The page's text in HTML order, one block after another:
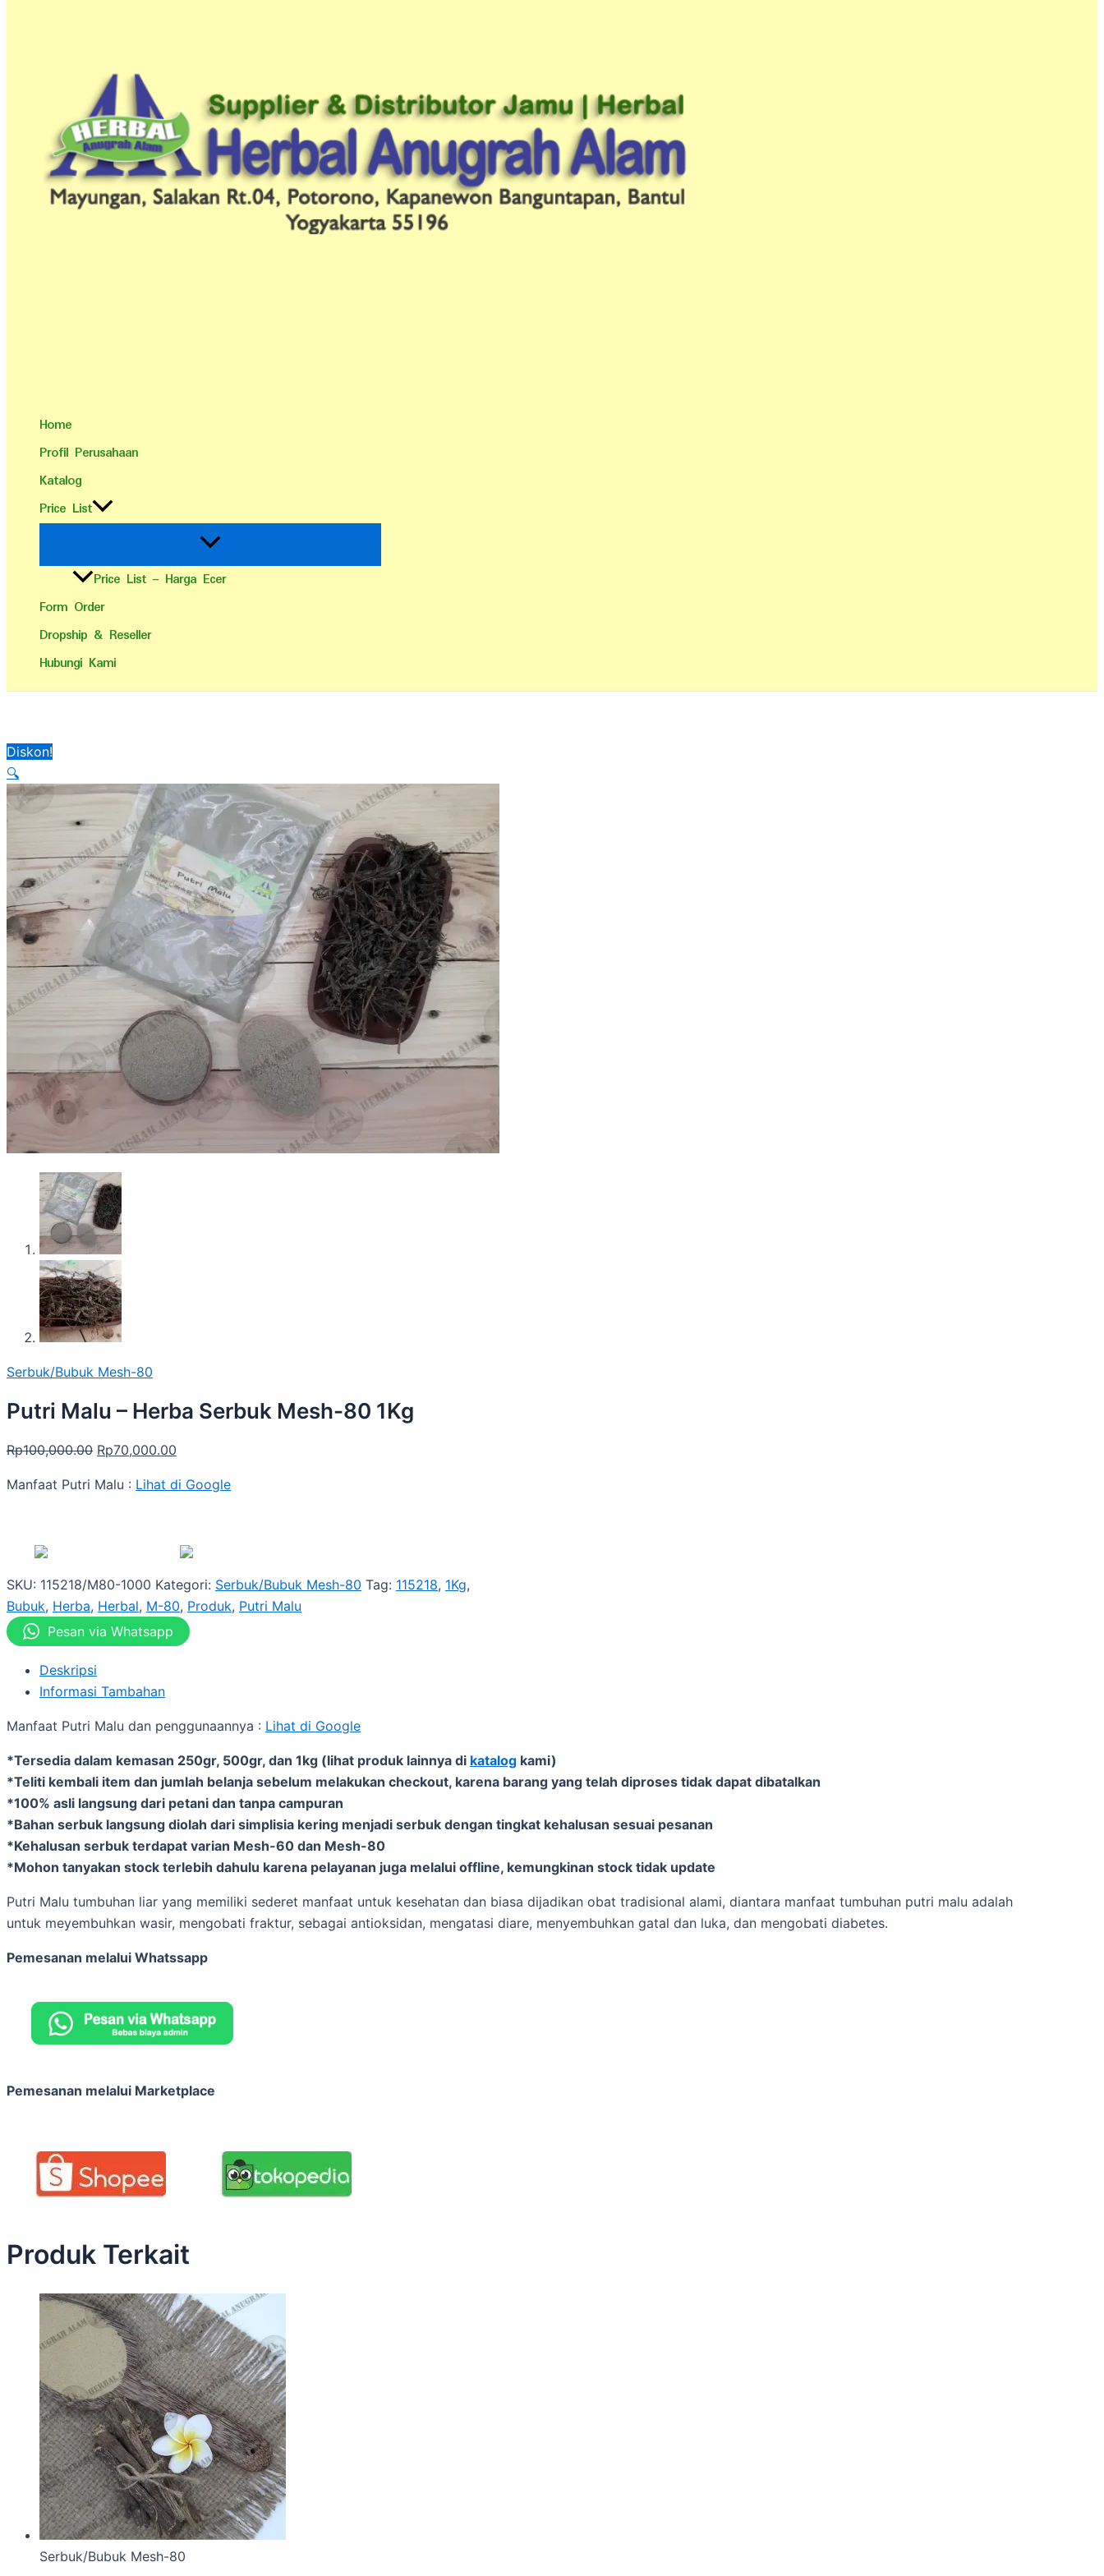
Home
Profil Perusahaan
Katalog
Price List
Price List – Harga Ecer
Form Order
Dropship & Reseller
Hubungi Kami
Diskon!
🔍
Serbuk/Bubuk Mesh-80
Putri Malu – Herba Serbuk Mesh-80 1Kg
Rp100,000.00 Rp70,000.00
Manfaat Putri Malu : Lihat di Google
SKU: 115218/M80-1000 Kategori: Serbuk/Bubuk Mesh-80 Tag: 115218, 1Kg,
Bubuk, Herba, Herbal, M-80, Produk, Putri Malu
Pesan via Whatsapp
Deskripsi
Informasi Tambahan
Manfaat Putri Malu dan penggunaannya : Lihat di Google
*Tersedia dalam kemasan 250gr, 500gr, dan 1kg (lihat produk lainnya di katalog kami)
*Teliti kembali item dan jumlah belanja sebelum melakukan checkout, karena barang yang telah diproses tidak dapat dibatalkan
*100% asli langsung dari petani dan tanpa campuran
*Bahan serbuk langsung diolah dari simplisia kering menjadi serbuk dengan tingkat kehalusan sesuai pesanan
*Kehalusan serbuk terdapat varian Mesh-60 dan Mesh-80
*Mohon tanyakan stock terlebih dahulu karena pelayanan juga melalui offline, kemungkinan stock tidak update
Putri Malu tumbuhan liar yang memiliki sederet manfaat untuk kesehatan dan biasa dijadikan obat tradisional alami, diantara manfaat tumbuhan putri malu adalah
untuk meyembuhkan wasir, mengobati fraktur, sebagai antioksidan, mengatasi diare, menyembuhkan gatal dan luka, dan mengobati diabetes.
Pemesanan melalui Whatssapp
Pemesanan melalui Marketplace
Produk Terkait
Serbuk/Bubuk Mesh-80